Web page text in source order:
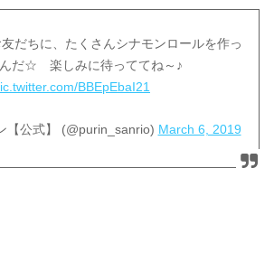
だちに、たくさんシナモンロールを作っ
だ☆ 楽しみに待っててね～♪
BBEpEbaI21
公式】 (@purin_sanrio) March 6, 2019